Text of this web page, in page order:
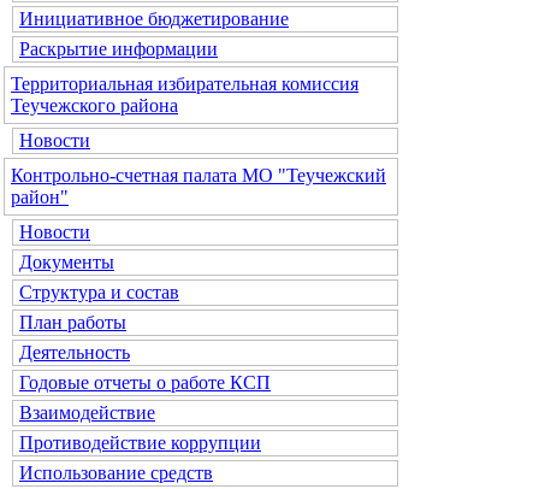
Инициативное бюджетирование
Раскрытие информации
Территориальная избирательная комиссия
Теучежского района
Новости
Контрольно-счетная палата МО "Теучежский
район"
Новости
Документы
Структура и состав
План работы
Деятельность
Годовые отчеты о работе КСП
Взаимодействие
Противодействие коррупции
Использование средств